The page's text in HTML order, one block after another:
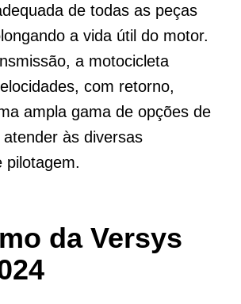
de todas as peças
a vida útil do motor.
a motocicleta
com retorno,
ampla gama de opções de
às diversas
pilotagem.
da Versys